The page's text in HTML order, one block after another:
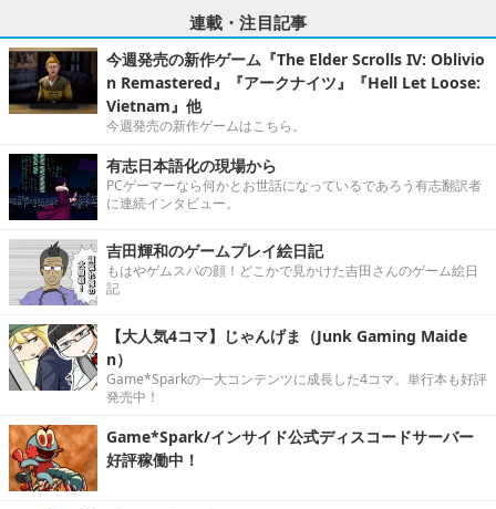
連載・注目記事
今週発売の新作ゲーム『The Elder Scrolls IV: Oblivio
n Remastered』『アークナイツ』『Hell Let Loose:
Vietnam』他
今週発売の新作ゲームはこちら。
有志日本語化の現場から
PCゲーマーなら何かとお世話になっているであろう有志翻訳者
に連続インタビュー。
吉田輝和のゲームプレイ絵日記
もはやゲムスパの顔！どこかで見かけた吉田さんのゲーム絵日
記
【大人気4コマ】じゃんげま（Junk Gaming Maide
n）
Game*Sparkの一大コンテンツに成長した4コマ。単行本も好評
発売中！
Game*Spark/インサイド公式ディスコードサーバー
好評稼働中！